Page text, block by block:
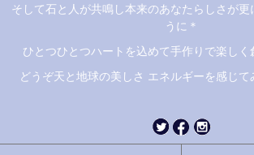
そして石と人が共鳴し本来のあなたらしさが更
うに＊
ひとつひとつハートを込めて手作りで楽しく
どうぞ天と地球の美しさ エネルギーを感じて